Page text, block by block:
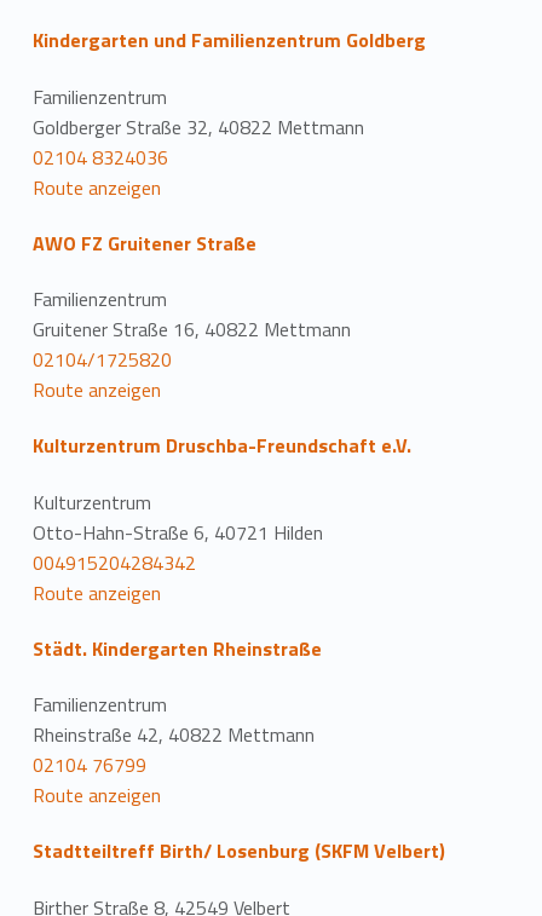
Kindergarten und Familienzentrum Goldberg
Familienzentrum
Goldberger Straße 32, 40822 Mettmann
02104 8324036
Route anzeigen
AWO FZ Gruitener Straße
Familienzentrum
Gruitener Straße 16, 40822 Mettmann
02104/1725820
Route anzeigen
Kulturzentrum Druschba-Freundschaft e.V.
Kulturzentrum
Otto-Hahn-Straße 6, 40721 Hilden
004915204284342
Route anzeigen
Städt. Kindergarten Rheinstraße
Familienzentrum
Rheinstraße 42, 40822 Mettmann
02104 76799
Route anzeigen
Stadtteiltreff Birth/ Losenburg (SKFM Velbert)
Birther Straße 8, 42549 Velbert